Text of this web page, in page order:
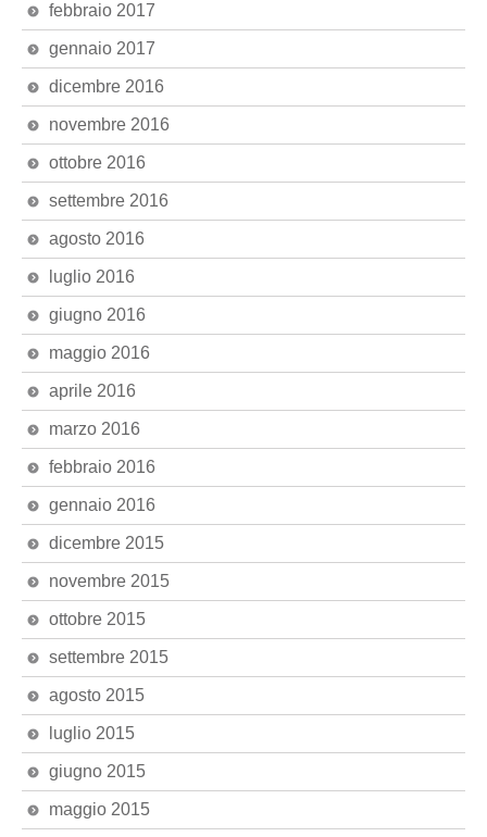
febbraio 2017
gennaio 2017
dicembre 2016
novembre 2016
ottobre 2016
settembre 2016
agosto 2016
luglio 2016
giugno 2016
maggio 2016
aprile 2016
marzo 2016
febbraio 2016
gennaio 2016
dicembre 2015
novembre 2015
ottobre 2015
settembre 2015
agosto 2015
luglio 2015
giugno 2015
maggio 2015